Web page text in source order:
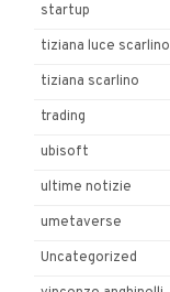
startup
tiziana luce scarlino
tiziana scarlino
trading
ubisoft
ultime notizie
umetaverse
Uncategorized